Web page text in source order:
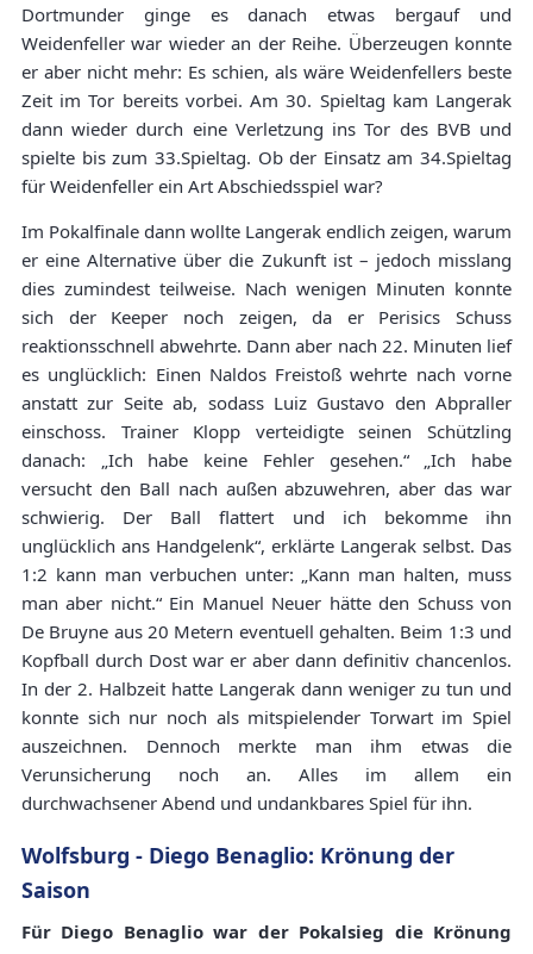
Dortmunder ginge es danach etwas bergauf und
Weidenfeller war wieder an der Reihe. Überzeugen konnte
er aber nicht mehr: Es schien, als wäre Weidenfellers beste
Zeit im Tor bereits vorbei. Am 30. Spieltag kam Langerak
dann wieder durch eine Verletzung ins Tor des BVB und
spielte bis zum 33.Spieltag. Ob der Einsatz am 34.Spieltag
für Weidenfeller ein Art Abschiedsspiel war?
Im Pokalfinale dann wollte Langerak endlich zeigen, warum
er eine Alternative über die Zukunft ist – jedoch misslang
dies zumindest teilweise. Nach wenigen Minuten konnte
sich der Keeper noch zeigen, da er Perisics Schuss
reaktionsschnell abwehrte. Dann aber nach 22. Minuten lief
es unglücklich: Einen Naldos Freistoß wehrte nach vorne
anstatt zur Seite ab, sodass Luiz Gustavo den Abpraller
einschoss. Trainer Klopp verteidigte seinen Schützling
danach: „Ich habe keine Fehler gesehen.“ „Ich habe
versucht den Ball nach außen abzuwehren, aber das war
schwierig. Der Ball flattert und ich bekomme ihn
unglücklich ans Handgelenk“, erklärte Langerak selbst. Das
1:2 kann man verbuchen unter: „Kann man halten, muss
man aber nicht.“ Ein Manuel Neuer hätte den Schuss von
De Bruyne aus 20 Metern eventuell gehalten. Beim 1:3 und
Kopfball durch Dost war er aber dann definitiv chancenlos.
In der 2. Halbzeit hatte Langerak dann weniger zu tun und
konnte sich nur noch als mitspielender Torwart im Spiel
auszeichnen. Dennoch merkte man ihm etwas die
Verunsicherung noch an. Alles im allem ein
durchwachsener Abend und undankbares Spiel für ihn.
Wolfsburg - Diego Benaglio: Krönung der
Saison
Für Diego Benaglio war der Pokalsieg die Krönung